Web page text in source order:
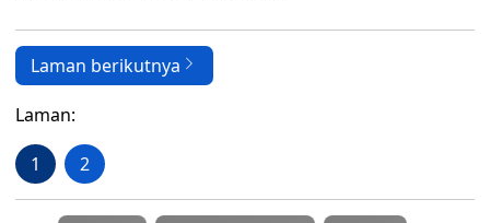
Laman berikutnya
Laman:
1 2